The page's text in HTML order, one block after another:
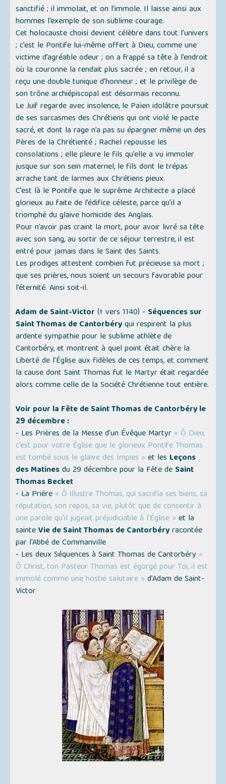
sanctifié ; il immolait, et on l’immole. Il laisse ainsi aux
hommes l’exemple de son sublime courage.
Cet holocauste choisi devient célèbre dans tout l’univers
; c’est le Pontife lui-même offert à Dieu, comme une
victime d’agréable odeur ; on a frappé sa tête à l’endroit
où la couronne la rendait plus sacrée ; en retour, il a
reçu une double tunique d’honneur ; et le privilège de
son trône archiépiscopal est désormais reconnu.
Le Juif regarde avec insolence, le Païen idolâtre poursuit
de ses sarcasmes des Chrétiens qui ont violé le pacte
sacré, et dont la rage n’a pas su épargner même un des
Pères de la Chrétienté ; Rachel repousse les
consolations ; elle pleure le fils qu’elle a vu immoler
jusque sur son sein maternel, le fils dont le trépas
arrache tant de larmes aux Chrétiens pieux.
C’est là le Pontife que le suprême Architecte a placé
glorieux au faite de l’édifice céleste, parce qu’il a
triomphé du glaive homicide des Anglais.
Pour n’avoir pas craint la mort, pour avoir livré sa tête
avec son sang, au sortir de ce séjour terrestre, il est
entré pour jamais dans le Saint des Saints.
Les prodiges attestent combien fut précieuse sa mort ;
que ses prières, nous soient un secours favorable pour
l’éternité. Ainsi soit-il.
Adam de Saint-Victor († vers 1140) - Séquences sur
Saint Thomas de Cantorbéryqui respirent la plus
ardente sympathie pour le sublime athlète de
Cantorbéry, et montrent à quel point était chère la
Liberté de l’Église aux fidèles de ces temps, et comment
la cause dont Saint Thomas fut le Martyr était regardée
alors comme celle de la Société Chrétienne tout entière.
Voir pour la Fête de Saint Thomas de Cantorbéry le
29 décembre :
- Les Prières de la Messe d’un Évêque Martyr « Ô Dieu,
c’est pour votre Église que le glorieux Pontife Thomas
est tombé sous le glaive des Impies » et les Leçons
des Matinesdu 29 décembre pour la Fête de Saint
Thomas Becket
- La Prière « Ô illustre Thomas, qui sacrifia ses biens, sa
réputation, son repos, sa vie, plutôt que de consentir à
une parole qu'il jugeait préjudiciable à l’Église » et la
sainteVie de Saint Thomas de Cantorbéryracontée
par l'Abbé de Commanville
- Les deux Séquences à Saint Thomas de Cantorbéry «
Ô Christ, ton Pasteur Thomas est égorgé pour Toi, il est
immolé comme une hostie salutaire » d’Adam de Saint-
Victor